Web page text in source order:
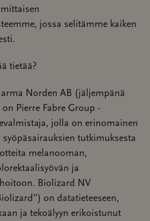
jossa selitämme kaiken
tietää?
Norden AB (jäljempänä
on Pierre Fabre Group -
jolla on erinomainen
tutkimuksesta
melanooman,
ja
Biolizard NV
on datatieteeseen,
ja tekoälyyn erikoistunut